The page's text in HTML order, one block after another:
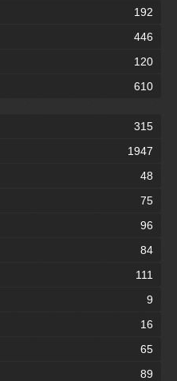
192
446
120
610
315
1947
48
75
96
84
111
9
16
65
89